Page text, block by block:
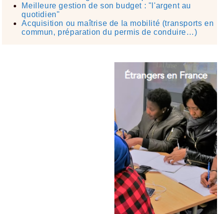
Meilleure gestion de son budget : "l'argent au
quotidien"​
Acquisition ou maîtrise de la mobilité (transports en
commun, préparation du permis de conduire…)